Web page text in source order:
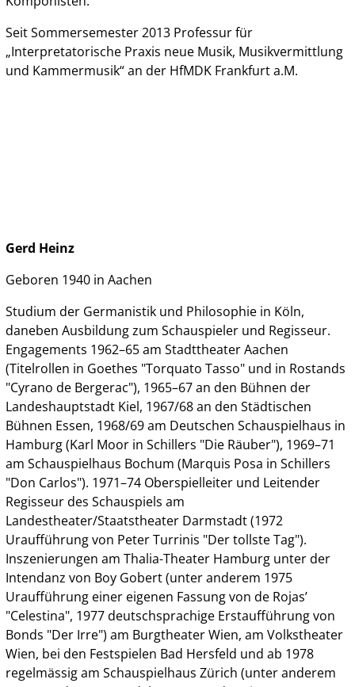
Seit Sommersemester 2013 Professur für
„Interpretatorische Praxis neue Musik, Musikvermittlung
und Kammermusik“ an der HfMDK Frankfurt a.M.
Gerd Heinz
Geboren 1940 in Aachen
Studium der Germanistik und Philosophie in Köln,
daneben Ausbildung zum Schauspieler und Regisseur.
Engagements 1962–65 am Stadttheater Aachen
(Titelrollen in Goethes "Torquato Tasso" und in Rostands
"Cyrano de Bergerac"), 1965–67 an den Bühnen der
Landeshauptstadt Kiel, 1967/68 an den Städtischen
Bühnen Essen, 1968/69 am Deutschen Schauspielhaus in
Hamburg (Karl Moor in Schillers "Die Räuber"), 1969–71
am Schauspielhaus Bochum (Marquis Posa in Schillers
"Don Carlos"). 1971–74 Oberspielleiter und Leitender
Regisseur des Schauspiels am
Landestheater/Staatstheater Darmstadt (1972
Uraufführung von Peter Turrinis "Der tollste Tag").
Inszenierungen am Thalia-Theater Hamburg unter der
Intendanz von Boy Gobert (unter anderem 1975
Uraufführung einer eigenen Fassung von de Rojas’
"Celestina", 1977 deutschsprachige Erstaufführung von
Bonds "Der Irre") am Burgtheater Wien, am Volkstheater
Wien, bei den Festspielen Bad Hersfeld und ab 1978
regelmässig am Schauspielhaus Zürich (unter anderem